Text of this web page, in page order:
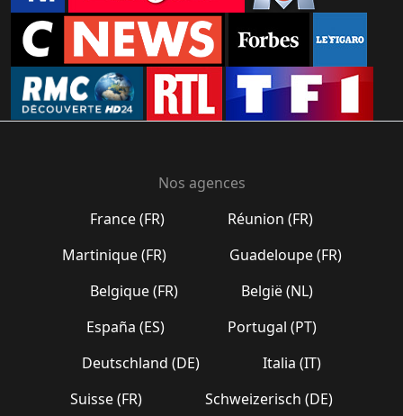
Nos agences
France (FR)
Réunion (FR)
Martinique (FR)
Guadeloupe (FR)
Belgique (FR)
België (NL)
España (ES)
Portugal (PT)
Deutschland (DE)
Italia (IT)
Suisse (FR)
Schweizerisch (DE)